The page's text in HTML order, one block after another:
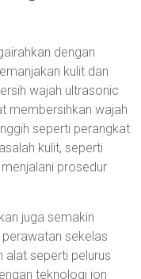
dengan
kulit dan
wajah ultrasonic
membersihkan wajah
seperti perangkat
kulit, seperti
prosedur
juga semakin
sekelas
alat seperti pelurus
teknologi ion